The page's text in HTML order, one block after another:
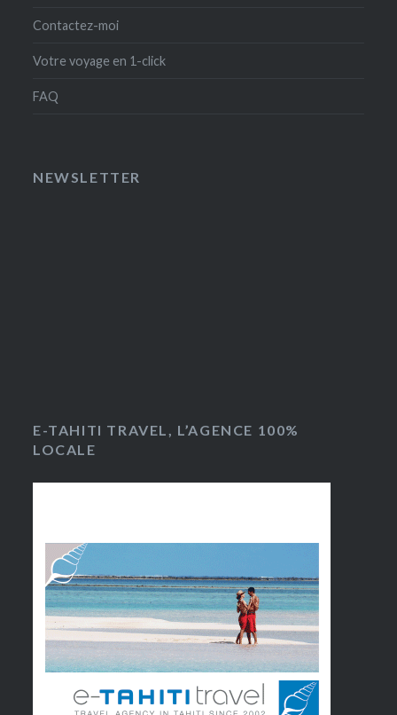
Contactez-moi
Votre voyage en 1-click
FAQ
NEWSLETTER
E-TAHITI TRAVEL, L’AGENCE 100%
LOCALE